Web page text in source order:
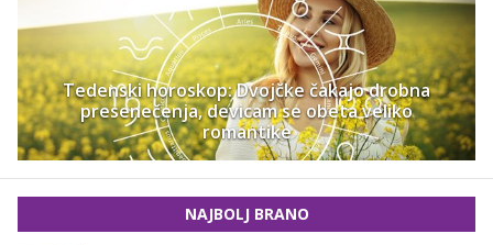
Tedenski horoskop: Dvojčke čakajo drobna
presenečenja, devicam se obeta veliko
romantike
NAJBOLJ BRANO